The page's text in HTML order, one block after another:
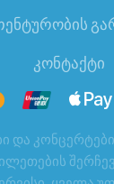
კონტაქტი
და